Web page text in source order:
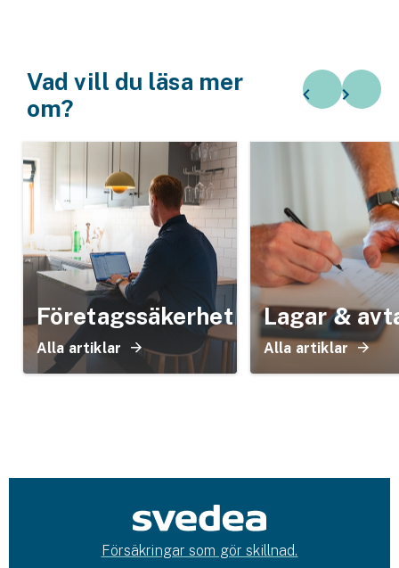
Vad vill du läsa mer
om?
Företagssäkerhet
Alla artiklar
Lagar &
Alla artiklar
Försäkringar som gör skillnad.